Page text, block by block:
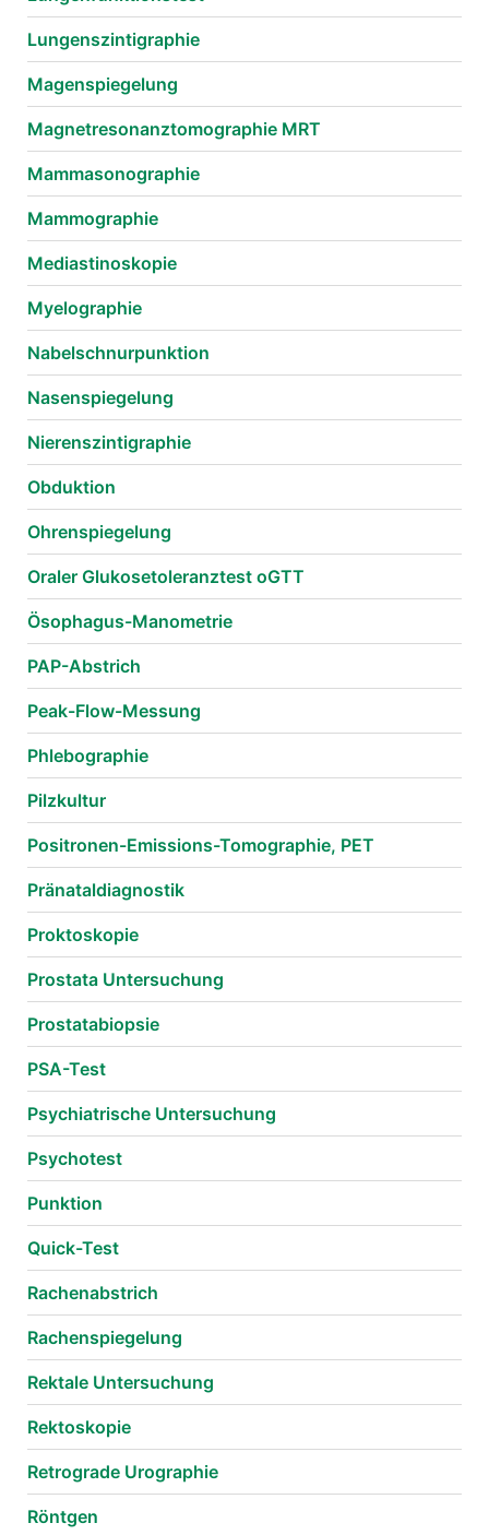
Lungenszintigraphie
Magenspiegelung
Magnetresonanztomographie MRT
Mammasonographie
Mammographie
Mediastinoskopie
Myelographie
Nabelschnurpunktion
Nasenspiegelung
Nierenszintigraphie
Obduktion
Ohrenspiegelung
Oraler Glukosetoleranztest oGTT
Ösophagus-Manometrie
PAP-Abstrich
Peak-Flow-Messung
Phlebographie
Pilzkultur
Positronen-Emissions-Tomographie, PET
Pränataldiagnostik
Proktoskopie
Prostata Untersuchung
Prostatabiopsie
PSA-Test
Psychiatrische Untersuchung
Psychotest
Punktion
Quick-Test
Rachenabstrich
Rachenspiegelung
Rektale Untersuchung
Rektoskopie
Retrograde Urographie
Röntgen